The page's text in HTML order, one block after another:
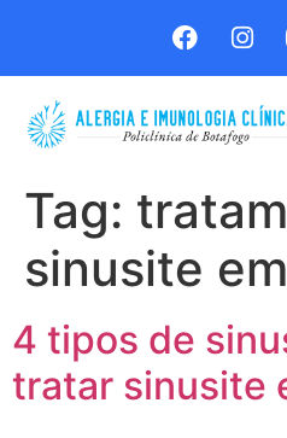
Tag:
sinusite
4 tipos de
tratar sinusite